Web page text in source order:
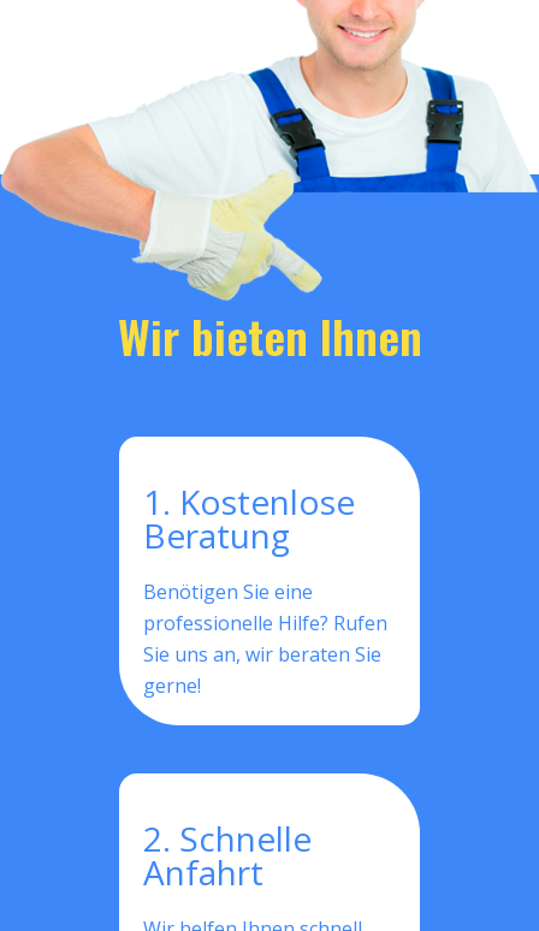
Wir bieten Ihnen
1. Kostenlose
Beratung
Benötigen Sie eine
professionelle Hilfe? Rufen
Sie uns an, wir beraten Sie
gerne!
2. Schnelle
Anfahrt